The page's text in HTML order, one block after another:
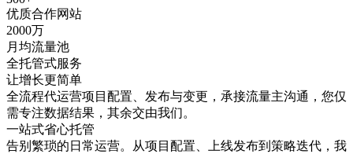
优质合作网站
2000万
月均流量池
全托管式服务
让增长更简单
全流程代运营项目配置、发布与变更，承接流量主沟通，您仅
需专注数据结果，其余交由我们。
一站式省心托管
告别繁琐的日常运营。从项目配置、上线发布到策略迭代，我